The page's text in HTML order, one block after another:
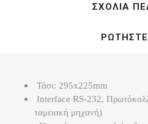
ΣΧΌΛΙΑ
Τάσι: 295x225mm
Interface RS-232,
ταμειακή μηχανή)